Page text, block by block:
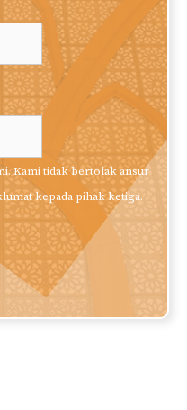
Kami tidak bertolak ansur
kepada pihak ketiga.